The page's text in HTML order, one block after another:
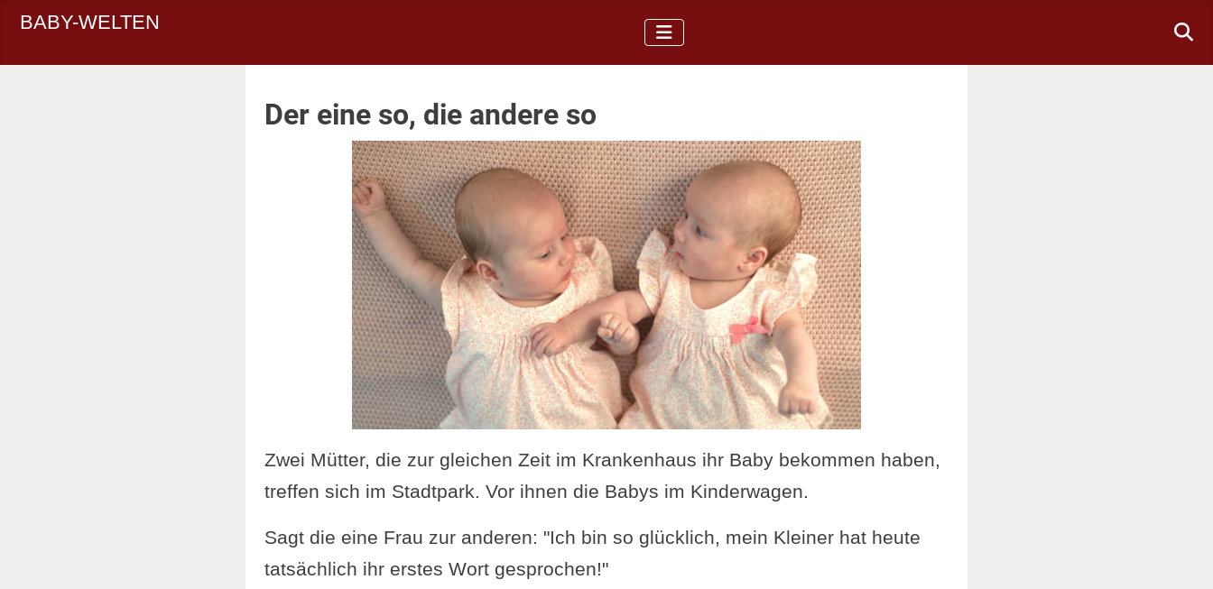
BABY-WELTEN
Der eine so, die andere so
Zwei Mütter, die zur gleichen Zeit im Krankenhaus ihr Baby bekommen haben,
treffen sich im Stadtpark. Vor ihnen die Babys im Kinderwagen.
Sagt die eine Frau zur anderen: "Ich bin so glücklich, mein Kleiner hat heute
tatsächlich ihr erstes Wort gesprochen!"